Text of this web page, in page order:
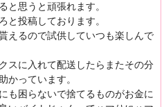
思うと頑張れます。
と投稿しております。
えるので試供していつも楽しんで
スに入れて配送したらまたその分
かっています。
も困らないで捨てるものがお金に